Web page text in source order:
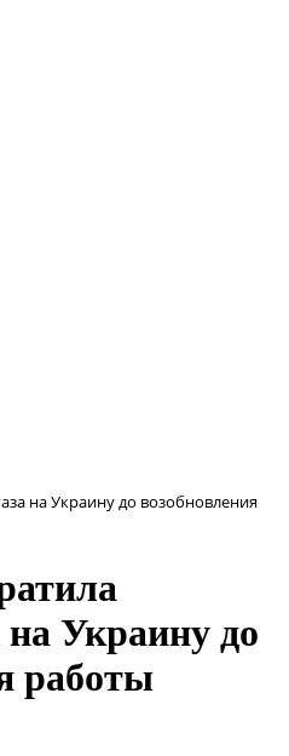
на Украину до возобновления
на Украину до
работы